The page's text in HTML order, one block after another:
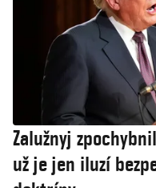
Zalužnyj
už je jen iluzí